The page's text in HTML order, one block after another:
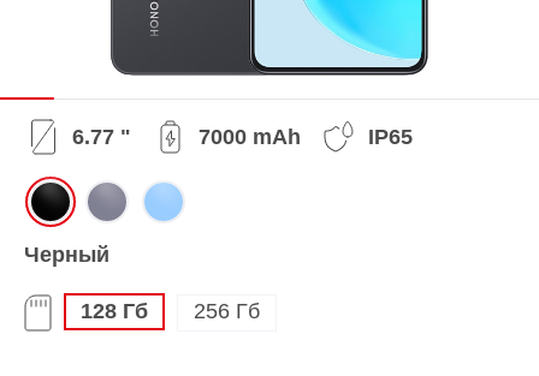
6.77 " 7000 mAh IP65
Черный
128 Гб 256 Гб